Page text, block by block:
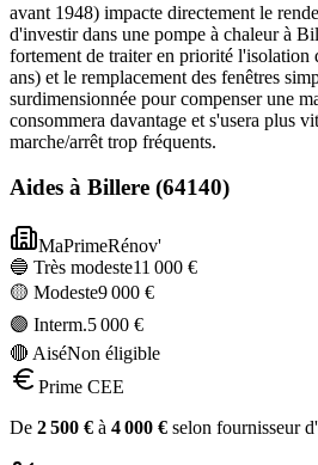
avant 1948) impacte directement le
d'investir dans une pompe à chaleur à
fortement de traiter en priorité l'isolation
ans) et le remplacement des fenêtres
surdimensionnée pour compenser une
consommera davantage et s'usera plus
marche/arrêt trop fréquents.
Aides à Billere (64140)
MaPrimeRénov'
🔵 Très modeste11 000 €
🟡 Modeste9 000 €
🟣 Interm.5 000 €
🔴 AiséNon éligible
Prime CEE
De 2 500 € à 4 000 € selon fournisseur